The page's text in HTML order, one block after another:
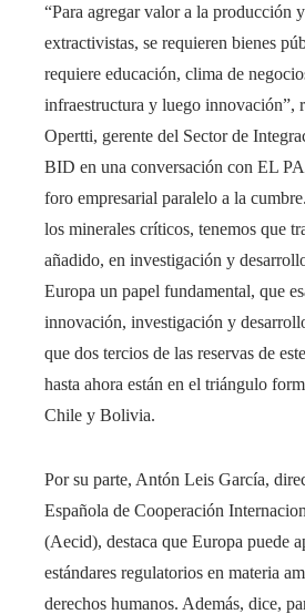
“Para agregar valor a la producción
extractivistas, se requieren bienes
requiere educación, clima de
infraestructura y luego innovación”,
Opertti, gerente del Sector de
BID en una conversación con EL
foro empresarial paralelo a la
los minerales críticos, tenemos que
añadido, en investigación y
Europa un papel fundamental, que
innovación, investigación y
que dos tercios de las reservas de
hasta ahora están en el triángulo
Chile y Bolivia.
Por su parte, Antón Leis García,
Española de Cooperación
(Aecid), destaca que Europa puede
estándares regulatorios en materia
derechos humanos. Además, dice,